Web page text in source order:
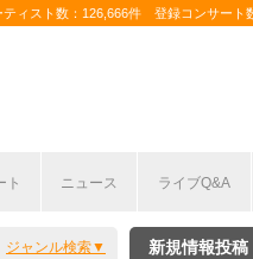
ティスト数：126,666件 登録コンサー
ト ニュース ライブQ&A
ジャンル検索 新規情報投稿